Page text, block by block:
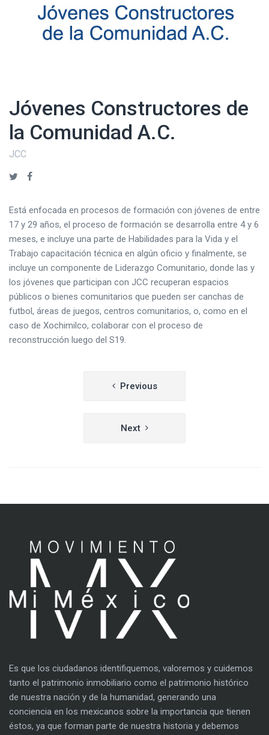
Jóvenes Constructores de
la Comunidad A.C.
JCC
Está enfocada en procesos de formación con jóvenes de entre
17 y 29 años, el proceso de formación se desarrolla entre 4 y 6
meses, e incluye una parte de Habilidades para la Vida y el
Trabajo capacitación técnica en algún oficio y finalmente, se
incluye un componente de Liderazgo Comunitario, donde las y
los jóvenes que participan con JCC recuperan espacios
públicos o bienes comunitarios que pueden ser canchas de
futbol, áreas de juegos, centros comunitarios, o, como en el
caso de Xochimilco, colaborar con el proceso de
reconstrucción luego del S19.
Navegación Previous
Next
Es que los ciudadanos identifiquemos, valoremos y cuidemos
tanto el patrimonio inmobiliario como el patrimonio histórico
de nuestra nación y de la humanidad, generando una
conciencia en los mexicanos sobre la importancia que tienen
éstos, ya que forman parte de nuestra historia y debemos